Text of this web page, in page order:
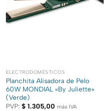
ELECTRODOMÉSTICOS
Planchita Alisadora de Pelo
60W MONDIAL «By Juliette»
(Verde)
PVP: $1.305,00 más IVA